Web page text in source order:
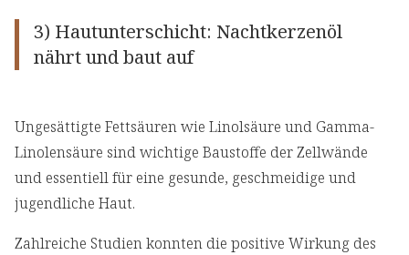
3) Hautunterschicht: Nachtkerzenöl
nährt und baut auf
Ungesättigte Fettsäuren wie Linolsäure und Gamma-
Linolensäure sind wichtige Baustoffe der Zellwände
und essentiell für eine gesunde, geschmeidige und
jugendliche Haut.
Zahlreiche Studien konnten die positive Wirkung des